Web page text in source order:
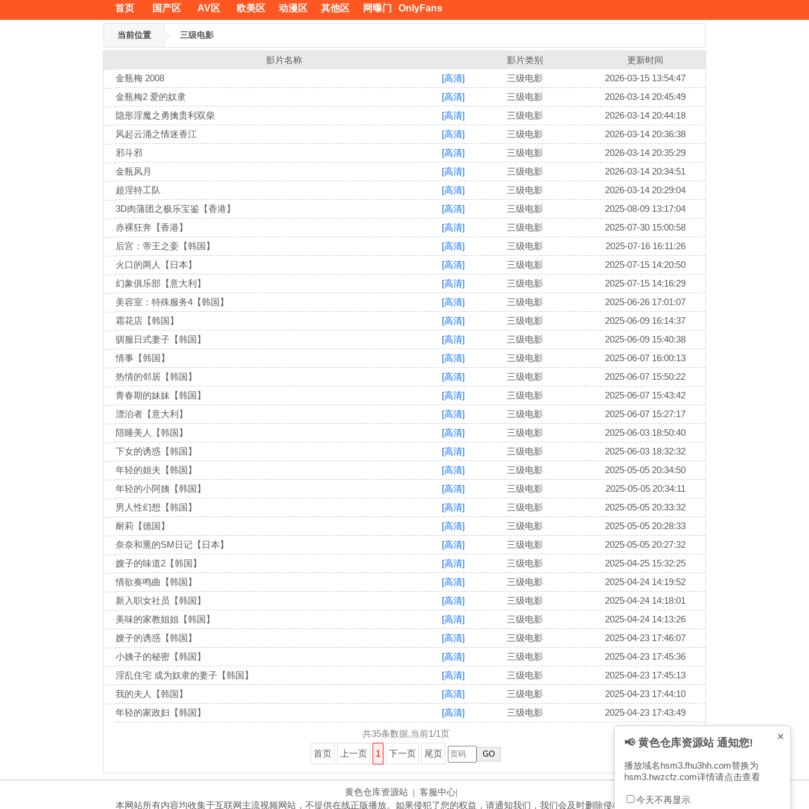
首页 国产区 AV区 欧美区 动漫区 其他区 网曝门 OnlyFans
当前位置 三级电影
影片名称 影片类别
更新时间
金瓶梅 2008
[高清] 三级电影
2026-03-15 13:54:47
金瓶梅2 爱的奴隶
[高清] 三级电影
2026-03-14 20:45:49
隐形淫魔之勇擒贵利双柴
[高清] 三级电影
2026-03-14 20:44:18
风起云涌之情迷香江
[高清] 三级电影
2026-03-14 20:36:38
邪斗邪
[高清] 三级电影
2026-03-14 20:35:29
金瓶风月
[高清] 三级电影
2026-03-14 20:34:51
超淫特工队
[高清] 三级电影
2026-03-14 20:29:04
3D肉蒲团之极乐宝鉴【香港】
[高清] 三级电影
2025-08-09 13:17:04
赤裸狂奔【香港】
[高清] 三级电影
2025-07-30 15:00:58
后宫：帝王之妾【韩国】
[高清] 三级电影
2025-07-16 16:11:26
火口的两人【日本】
[高清] 三级电影
2025-07-15 14:20:50
幻象俱乐部【意大利】
[高清] 三级电影
2025-07-15 14:16:29
美容室：特殊服务4【韩国】
[高清] 三级电影
2025-06-26 17:01:07
霜花店【韩国】
[高清] 三级电影
2025-06-09 16:14:37
驯服日式妻子【韩国】
[高清] 三级电影
2025-06-09 15:40:38
情事【韩国】
[高清] 三级电影
2025-06-07 16:00:13
热情的邻居【韩国】
[高清] 三级电影
2025-06-07 15:50:22
青春期的妹妹【韩国】
[高清] 三级电影
2025-06-07 15:43:42
漂泊者【意大利】
[高清] 三级电影
2025-06-07 15:27:17
陪睡美人【韩国】
[高清] 三级电影
2025-06-03 18:50:40
下女的诱惑【韩国】
[高清] 三级电影
2025-06-03 18:32:32
年轻的姐夫【韩国】
[高清] 三级电影
2025-05-05 20:34:50
年轻的小阿姨【韩国】
[高清] 三级电影
2025-05-05 20:34:11
男人性幻想【韩国】
[高清] 三级电影
2025-05-05 20:33:32
耐莉【德国】
[高清] 三级电影
2025-05-05 20:28:33
奈奈和熏的SM日记【日本】
[高清] 三级电影
2025-05-05 20:27:32
嫂子的味道2【韩国】
[高清] 三级电影
2025-04-25 15:32:25
情欲奏鸣曲【韩国】
[高清] 三级电影
2025-04-24 14:19:52
新入职女社员【韩国】
[高清] 三级电影
2025-04-24 14:18:01
美味的家教姐姐【韩国】
[高清] 三级电影
2025-04-24 14:13:26
嫂子的诱惑【韩国】
[高清] 三级电影
2025-04-23 17:46:07
小姨子的秘密【韩国】
[高清] 三级电影
2025-04-23 17:45:36
淫乱住宅 成为奴隶的妻子【韩国】
[高清] 三级电影
2025-04-23 17:45:13
我的夫人【韩国】
[高清] 三级电影
2025-04-23 17:44:10
年轻的家政妇【韩国】
[高清] 三级电影 2025-04-23 17:43:49
共35条数据,当前1/1页
首页
上一页 1 下一页 尾页 GO
×
📢 黄色仓库资源站 通知您!
播放域名hsm3.fhu3hh.com替换为
hsm3.hwzcfz.com详情请点击查看
今天不再显示
黄色仓库资源站| 客服中心|
本网站所有内容均收集于互联网主流视频网站，不提供在线正版播放。如果侵犯了您的权益，请通知我们，我们会及时删除侵权内容，谢谢合作！